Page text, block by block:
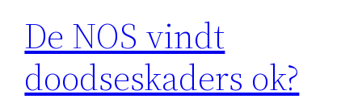
De NOS vindt
doodseskaders ok?